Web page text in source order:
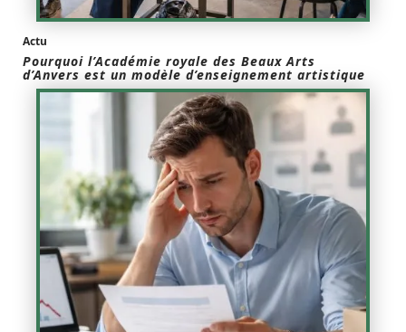
Actu
Pourquoi l’Académie royale des Beaux Arts
d’Anvers est un modèle d’enseignement artistique